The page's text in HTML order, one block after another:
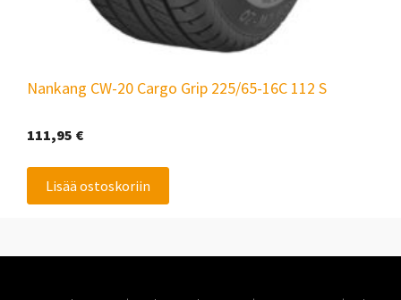
Nankang CW-20 Cargo Grip 225/65-16C 112 S
111,95 €
Lisää ostoskoriin